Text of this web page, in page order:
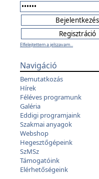
Elfelejtettem a jelszavam...
Navigáció
Bemutatkozás
Hírek
Féléves programunk
Galéria
Eddigi programjaink
Szakmai anyagok
Webshop
Hegesztőgépeink
SzMSz
Támogatóink
Elérhetőségeink